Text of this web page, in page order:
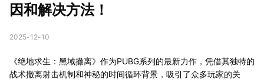
因和解决方法！
2025-12-10
《绝地求生：黑域撤离》作为PUBG系列的最新力作，凭借其独特的
战术撤离射击机制和神秘的时间循环背景，吸引了众多玩家的关